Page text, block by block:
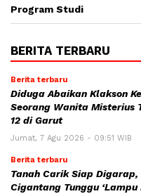
Program Studi
BERITA TERBARU
Berita terbaru
Diduga Abaikan Klakson
Seorang Wanita Misterius
12 di Garut
Jumat, 7 Agu 2026 - 09:51 WIB
Berita terbaru
Tanah Carik Siap
Cigantang Tunggu ‘Lampu